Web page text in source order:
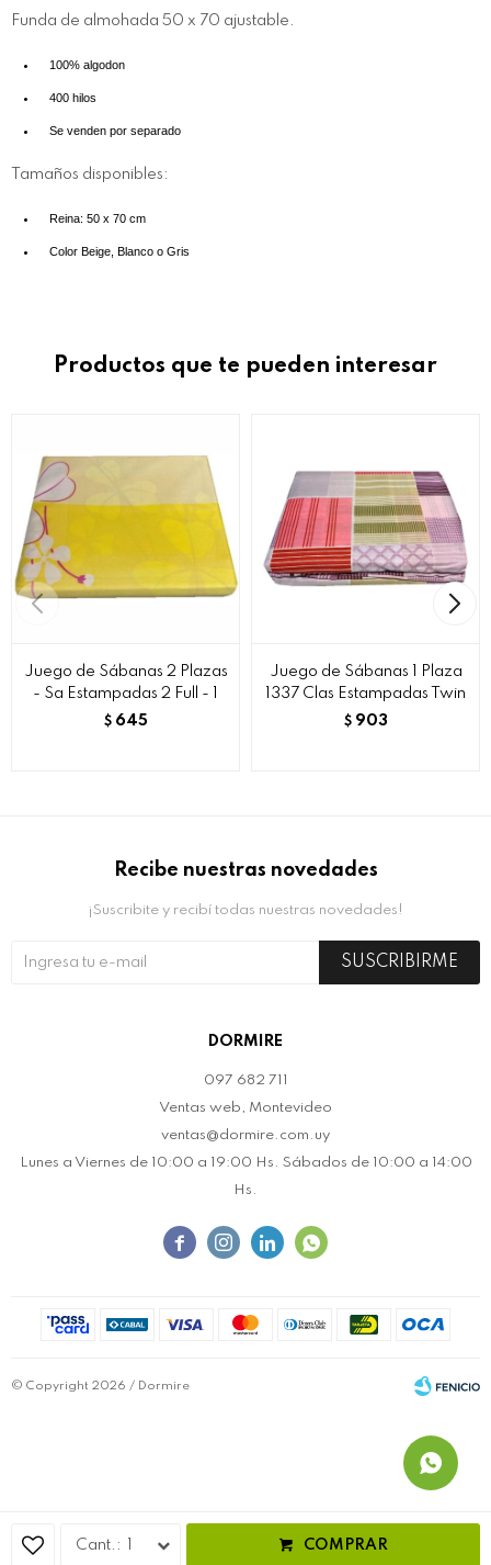
COMPRAR
Funda de almohada 50 x 70 ajustable.
100% algodon
400 hilos
Se venden por separado
Tamaños disponibles:
Reina: 50 x 70 cm
Color Beige, Blanco o Gris
Productos que te pueden interesar
Juego de Sábanas 2 Plazas
- Sa Estampadas 2 Full - 1
$ 645
Juego de Sábanas 1 Plaza
1337 Clas Estampadas Twin
$ 903
DORMIRE
097 682 711
Ventas web, Montevideo
ventas@dormire.com.uy
Lunes a Viernes de 10:00 a 19:00 Hs. Sábados de 10:00 a 14:00
Hs.
   
Recibe nuestras novedades
¡Suscribite y recibí todas nuestras novedades!
SUSCRIBIRME
© Copyright 2026 / Dormire